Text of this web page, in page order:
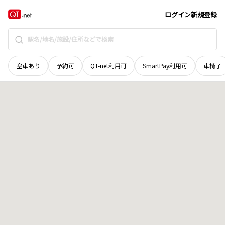
ログイン新規登録
空車あり 予約可 QT-net利用可 SmartPay利用可 車椅子
島根県